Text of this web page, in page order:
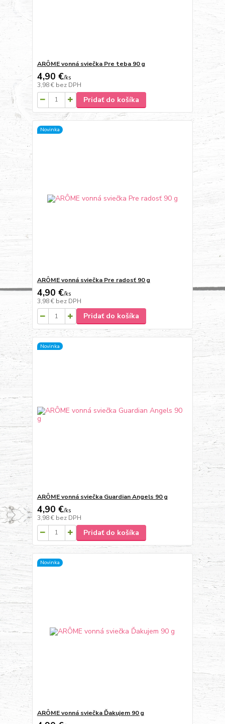
ARÔME vonná sviečka Pre teba 90 g
4,90 €/ks
3,98 € bez DPH
Pridať do košíka
Novinka
ARÔME vonná sviečka Pre radosť 90 g
4,90 €/ks
3,98 € bez DPH
Pridať do košíka
Novinka
ARÔME vonná sviečka Guardian Angels 90 g
4,90 €/ks
3,98 € bez DPH
Pridať do košíka
Novinka
ARÔME vonná sviečka Ďakujem 90 g